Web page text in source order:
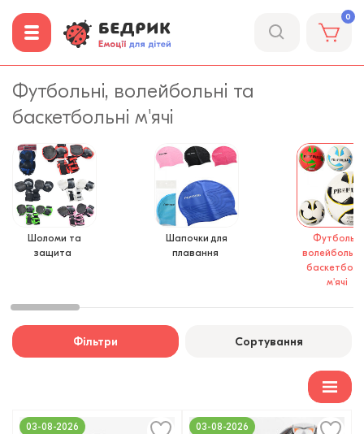
0
Футбольні, волейбольні та
баскетбольні м'ячі
Шоломи та
защита
Шапочки для
плавання
м'ячі
Фільтри Сортування
03-08-2026 03-08-2026